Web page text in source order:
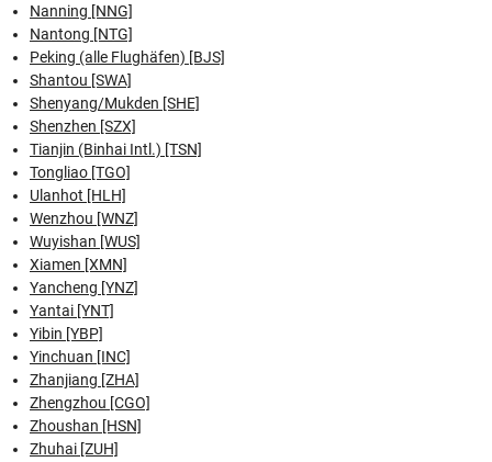
Nanning [NNG]
Nantong [NTG]
Peking (alle Flughäfen) [BJS]
Shantou [SWA]
Shenyang/Mukden [SHE]
Shenzhen [SZX]
Tianjin (Binhai Intl.) [TSN]
Tongliao [TGO]
Ulanhot [HLH]
Wenzhou [WNZ]
Wuyishan [WUS]
Xiamen [XMN]
Yancheng [YNZ]
Yantai [YNT]
Yibin [YBP]
Yinchuan [INC]
Zhanjiang [ZHA]
Zhengzhou [CGO]
Zhoushan [HSN]
Zhuhai [ZUH]